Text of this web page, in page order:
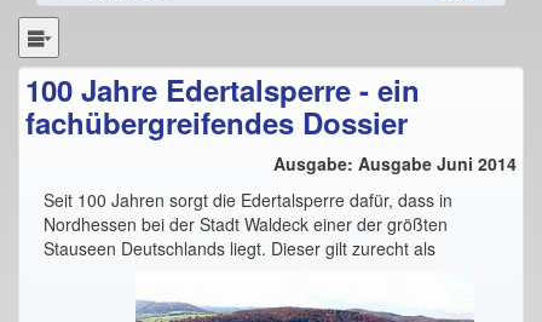
100 Jahre Edertalsperre - ein
fachübergreifendes Dossier
Ausgabe: Ausgabe Juni 2014
Seit 100 Jahren sorgt die Edertalsperre dafür, dass in
Nordhessen bei der Stadt Waldeck einer der größten
Stauseen Deutschlands liegt. Dieser gilt zurecht als